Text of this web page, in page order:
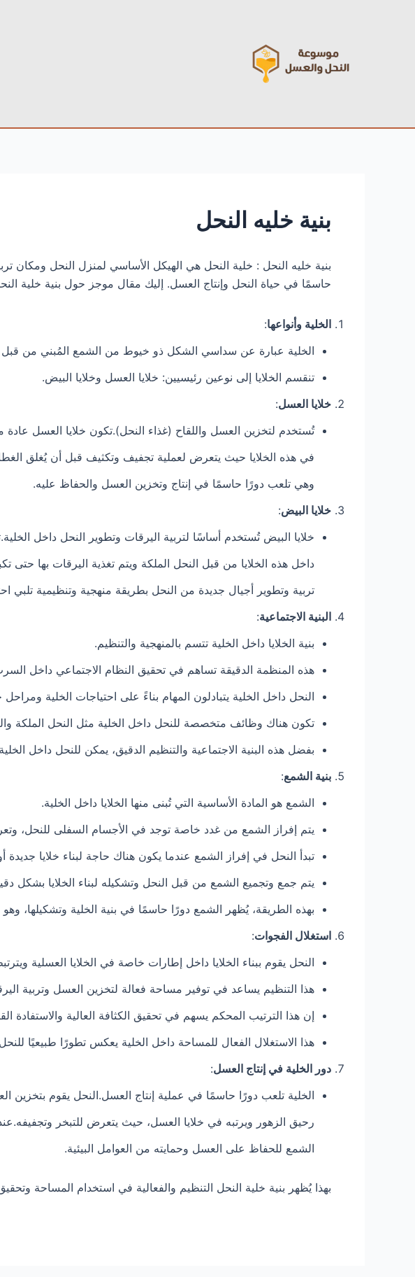
بنية خليه النحل
بنية خليه النحل : خلية النحل هي الهيكل الأساسي لمنزل النحل ومكان
حاسمًا في حياة النحل وإنتاج العسل. إليك مقال موجز حول بنية خلية
الخلية وأنواعها:
الخلية عبارة عن سداسي الشكل ذو خيوط من الشمع المُبني من قبل
تنقسم الخلايا إلى نوعين رئيسيين: خلايا العسل وخلايا البيض.
خلايا العسل:
تُستخدم لتخزين العسل واللقاح (غذاء النحل).تكون خلايا العسل
في هذه الخلايا حيث يتعرض لعملية تجفيف وتكثيف قبل أن يُغلق
وهي تلعب دورًا حاسمًا في إنتاج وتخزين العسل والحفاظ عليه.
خلايا البيض:
خلايا البيض تُستخدم أساسًا لتربية اليرقات وتطوير النحل داخل
داخل هذه الخلايا من قبل النحل الملكة ويتم تغذية اليرقات بها
تربية وتطوير أجيال جديدة من النحل بطريقة منهجية وتنظيمية
البنية الاجتماعية:
بنية الخلايا داخل الخلية تتسم بالمنهجية والتنظيم.
هذه المنظمة الدقيقة تساهم في تحقيق النظام الاجتماعي داخل
النحل داخل الخلية يتبادلون المهام بناءً على احتياجات الخلية ومراحل
تكون هناك وظائف متخصصة للنحل داخل الخلية مثل النحل الملكة
بفضل هذه البنية الاجتماعية والتنظيم الدقيق، يمكن للنحل داخل
بنية الشمع:
الشمع هو المادة الأساسية التي تُبنى منها الخلايا داخل الخلية.
يتم إفراز الشمع من غدد خاصة توجد في الأجسام السفلى للنحل،
تبدأ النحل في إفراز الشمع عندما يكون هناك حاجة لبناء خلايا جديدة أو
يتم جمع وتجميع الشمع من قبل النحل وتشكيله لبناء الخلايا بشكل
بهذه الطريقة، يُظهر الشمع دورًا حاسمًا في بنية الخلية وتشكيلها،
استغلال الفجوات:
النحل يقوم ببناء الخلايا داخل إطارات خاصة في الخلايا العسلية
هذا التنظيم يساعد في توفير مساحة فعالة لتخزين العسل وتربية
إن هذا الترتيب المحكم يسهم في تحقيق الكثافة العالية والاستفادة
هذا الاستغلال الفعال للمساحة داخل الخلية يعكس تطورًا طبيعيًا
دور الخلية في إنتاج العسل:
الخلية تلعب دورًا حاسمًا في عملية إنتاج العسل.النحل يقوم
رحيق الزهور ويرتبه في خلايا العسل، حيث يتعرض للتبخر
الشمع للحفاظ على العسل وحمايته من العوامل البيئية.
بهذا يُظهر بنية خلية النحل التنظيم والفعالية في استخدام المساحة